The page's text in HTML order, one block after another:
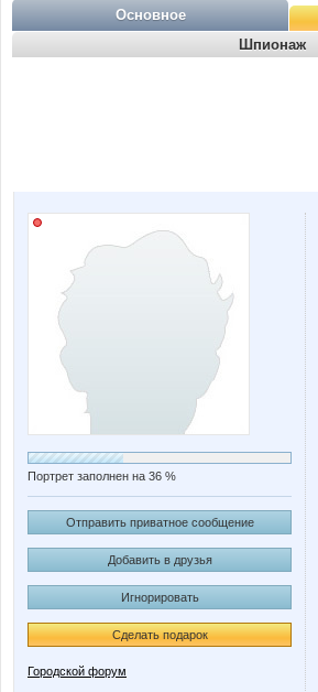
Основное
Шпионаж
Портрет заполнен на 36 %
Отправить приватное сообщение
Добавить в друзья
Игнорировать
Сделать подарок
Городской форум